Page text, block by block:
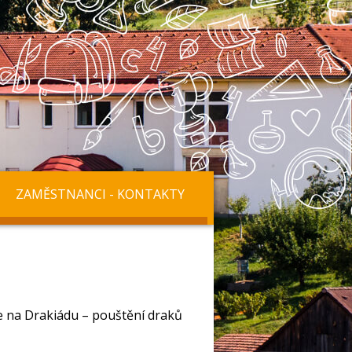
ZAMĚSTNANCI - KONTAKTY
na Drakiádu – pouštění draků